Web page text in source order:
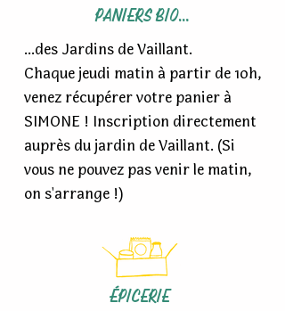
PANIERS BIO...
...des Jardins de Vaillant.
Chaque jeudi matin à partir de 10h,
venez récupérer votre panier à
SIMONE ! Inscription directement
auprès du jardin de Vaillant. (Si
vous ne pouvez pas venir le matin,
on s'arrange !)
ÉPICERIE